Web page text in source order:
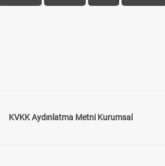
KVKK Aydınlatma Metni Kurumsal